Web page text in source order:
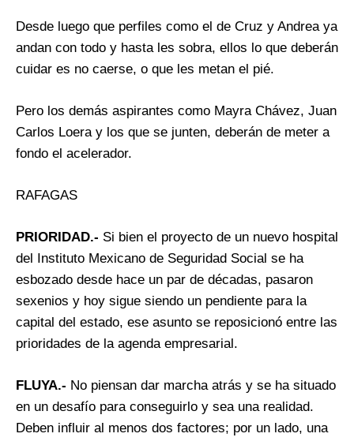
Desde luego que perfiles como el de Cruz y Andrea ya
andan con todo y hasta les sobra, ellos lo que deberán
cuidar es no caerse, o que les metan el pié.
Pero los demás aspirantes como Mayra Chávez, Juan
Carlos Loera y los que se junten, deberán de meter a
fondo el acelerador.
RAFAGAS
PRIORIDAD.- Si bien el proyecto de un nuevo hospital
del Instituto Mexicano de Seguridad Social se ha
esbozado desde hace un par de décadas, pasaron
sexenios y hoy sigue siendo un pendiente para la
capital del estado, ese asunto se reposicionó entre las
prioridades de la agenda empresarial.
FLUYA.- No piensan dar marcha atrás y se ha situado
en un desafío para conseguirlo y sea una realidad.
Deben influir al menos dos factores; por un lado, una